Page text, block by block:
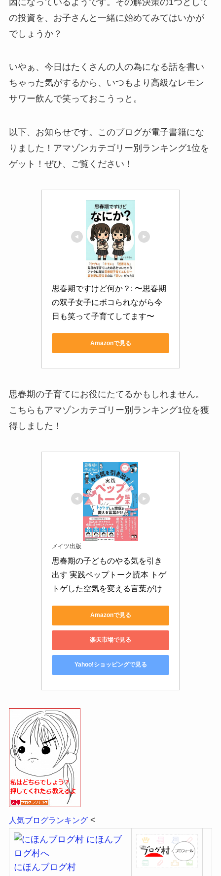
の投資を、お子さんと一緒に始めてみてはいかが
でしょうか？
いやぁ、今日はたくさんの人の為になる話を書い
ちゃった気がするから、いつもより高級なレモン
サワー飲んで笑っておこうっと。
以下、お知らせです。このブログが電子書籍にな
りました！アマゾンカテゴリー別ランキング1位を
ゲット！ぜひ、ご覧ください！
思春期ですけど何か？: 〜思春期
の双子女子にボコられながら今
日も笑って子育てしてます〜
Amazonで見る
思春期の子育てにお役にたてるかもしれません。
こちらもアマゾンカテゴリー別ランキング1位を獲
得しました！
メイツ出版
思春期の子どものやる気を引き
出す 実践ペップトーク読本 トゲ
トゲした空気を変える言葉がけ
Amazonで見る
楽天市場で見る
Yahoo!ショッピングで見る
人気ブログランキング<
にほんブログ村